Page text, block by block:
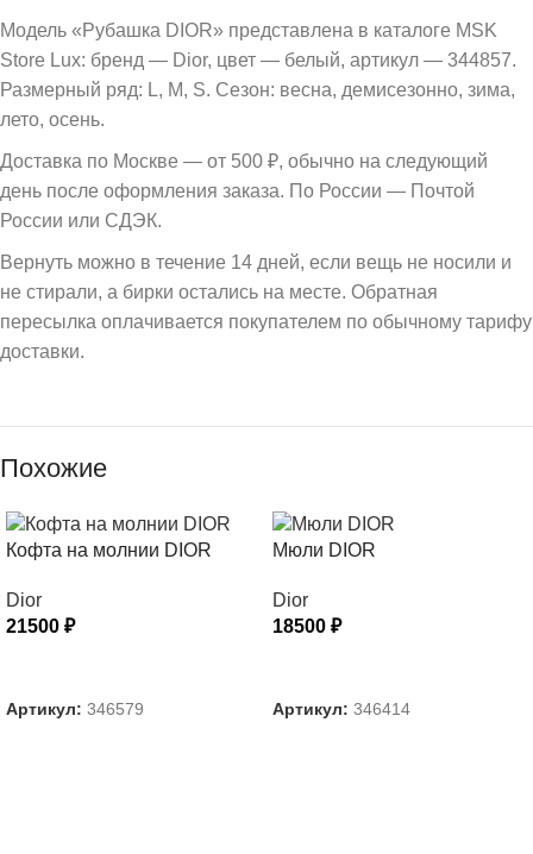
Модель «Рубашка DIOR» представлена в каталоге MSK
Store Lux: бренд — Dior, цвет — белый, артикул — 344857.
Размерный ряд: L, M, S. Сезон: весна, демисезонно, зима,
лето, осень.
Доставка по Москве — от 500 ₽, обычно на следующий
день после оформления заказа. По России — Почтой
России или СДЭК.
Вернуть можно в течение 14 дней, если вещь не носили и
не стирали, а бирки остались на месте. Обратная
пересылка оплачивается покупателем по обычному тарифу
доставки.
Похожие
Кофта на молнии DIOR
Dior
21500 ₽
Артикул: 346579
Мюли DIOR
Dior
18500 ₽
Артикул: 346414